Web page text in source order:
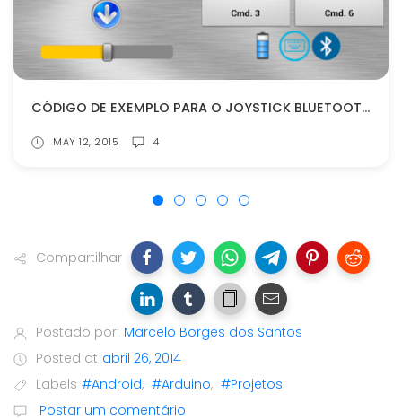
CÓDIGO DE EXEMPLO PARA O JOYSTICK BLUETOOTH 2.1
MAY 12, 2015 4
Compartilhar
Postado por: Marcelo Borges dos Santos
Posted at abril 26, 2014
Labels #Android, #Arduino, #Projetos
Postar um comentário